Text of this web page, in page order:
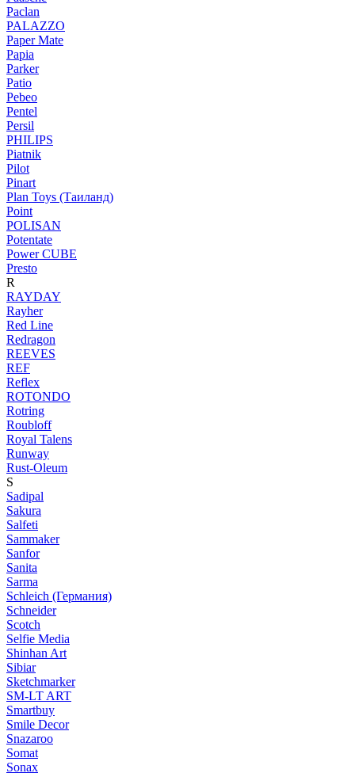
Paclan
PALAZZO
Paper Mate
Papia
Parker
Patio
Pebeo
Pentel
Persil
PHILIPS
Piatnik
Pilot
Pinart
Plan Toys (Таиланд)
Point
POLISAN
Potentate
Power CUBE
Presto
R
RAYDAY
Rayher
Red Line
Redragon
REEVES
REF
Reflex
ROTONDO
Rotring
Roubloff
Royal Talens
Runway
Rust-Oleum
S
Sadipal
Sakura
Salfeti
Sammaker
Sanfor
Sanita
Sarma
Schleich (Германия)
Schneider
Scotch
Selfie Media
Shinhan Art
Sibiar
Sketchmarker
SM-LT ART
Smartbuy
Smile Decor
Snazaroo
Somat
Sonax